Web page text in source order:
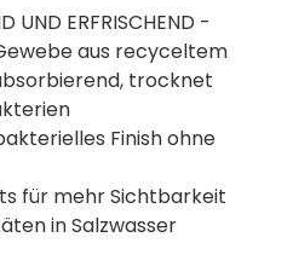
UND ERFRISCHEND -
aus recyceltem
trocknet
Finish ohne
für mehr Sichtbarkeit
in Salzwasser